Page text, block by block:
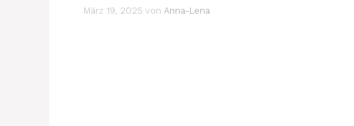
März 19, 2025 von Anna-Lena